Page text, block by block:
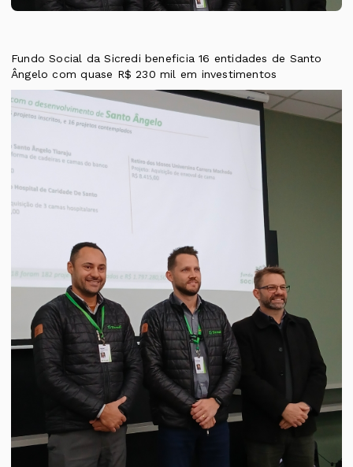
Fundo Social da Sicredi beneficia 16 entidades de Santo
Ângelo com quase R$ 230 mil em investimentos